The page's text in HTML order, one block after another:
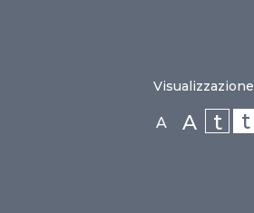
Visualizzazione
A A t t